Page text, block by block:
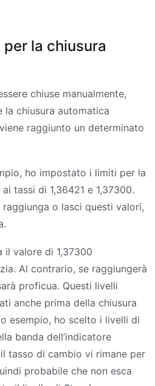
la chiusura
chiuse manualmente,
chiusura automatica
raggiunto un determinato
ho impostato i limiti per la
tassi di 1,36421 e 1,37300.
o lasci questi valori,
il valore di 1,37300
Al contrario, se raggiungerà
proficua. Questi livelli
anche prima della chiusura
esempio, ho scelto i livelli di
banda dell’indicatore
tasso di cambio vi rimane per
probabile che non esca